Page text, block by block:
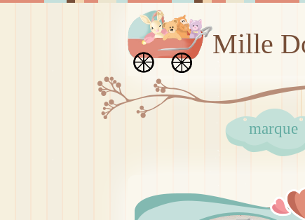
Mille
marque